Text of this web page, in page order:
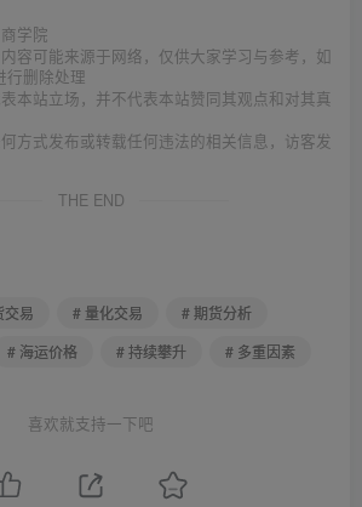
学院
容可能来源于网络，仅供大家学习与参考，如
行删除处理
本站立场，并不代表本站赞同其观点和对其真
方式发布或转载任何违法的相关信息，访客发
THE END
交易 # 量化交易
# 期货分析
# 海运价格 # 持续攀升 # 多重因素
喜欢就支持一下吧